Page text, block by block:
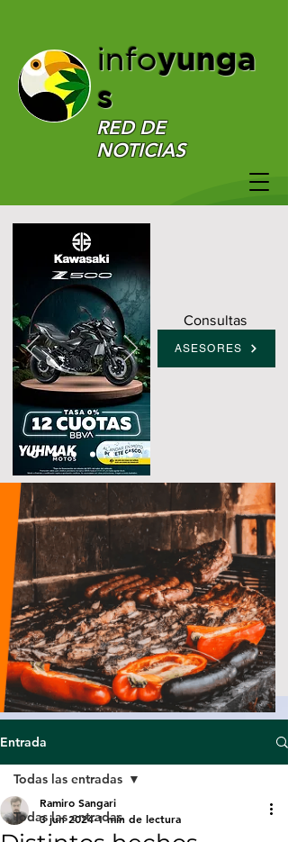
infoyunga
s
RED DE
NOTICIAS
Consultas
ASESORES
Entrada
Todas las entradas
Todas las entradas
Ramiro Sangari
3 jun 2024 1 min de lectura